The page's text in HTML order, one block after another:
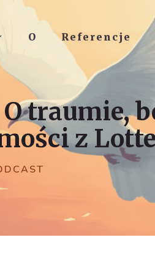
O Referencje
traumie,
z